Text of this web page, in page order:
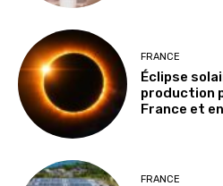
FRANCE
Éclipse
production
France et
FRANCE